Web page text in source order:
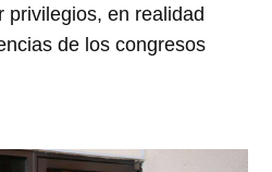
privilegios, en realidad
de los congresos